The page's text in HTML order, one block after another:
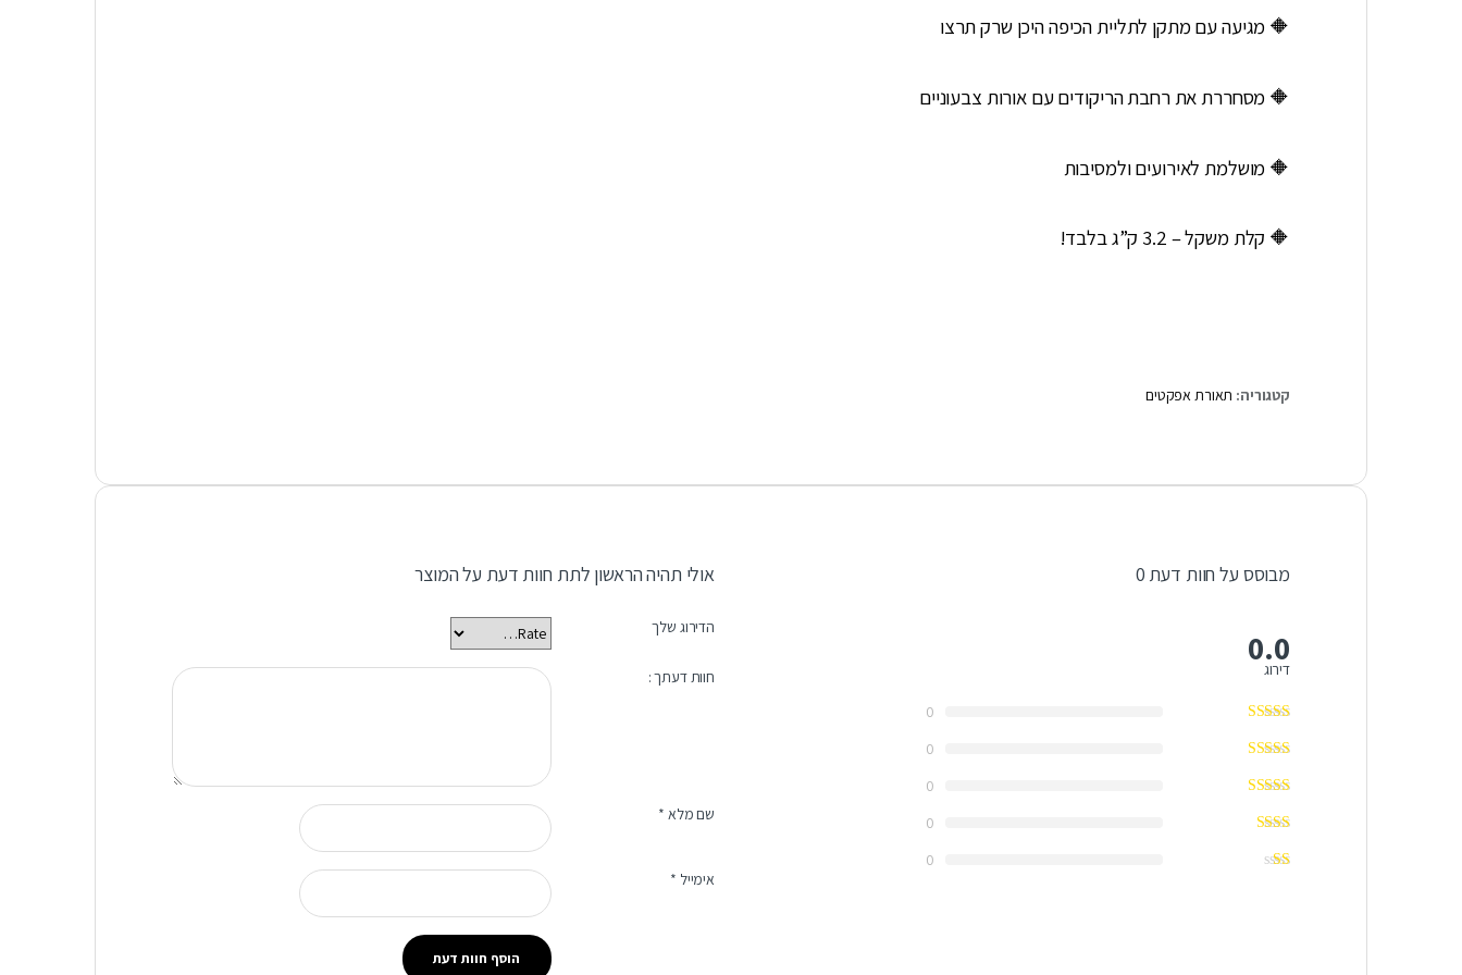
🔶 מגיעה עם מתקן לתליית הכיפה היכן שרק תרצו
🔶 מסחררת את רחבת הריקודים עם אורות צבעוניים
🔶 מושלמת לאירועים ולמסיבות
🔶 קלת משקל – 3.2 ק”ג בלבד!
קטגוריה: תאורת אפקטים
מבוסס על חוות דעת 0
0.0
דירוג
0
0
0
0
0
אולי תהיה הראשון לתת חוות דעת על המוצר
הדירוג שלך
חוות דעתך :
שם מלא *
אימייל *